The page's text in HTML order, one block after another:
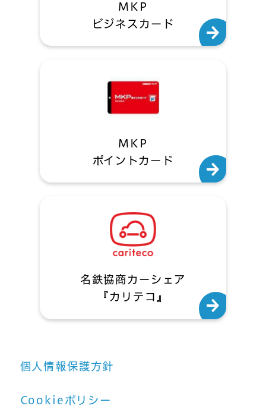
MKP
ビジネスカード
MKP
ポイントカード
名鉄協商カーシェア
『カリテコ』
個人情報保護方針
Cookieポリシー